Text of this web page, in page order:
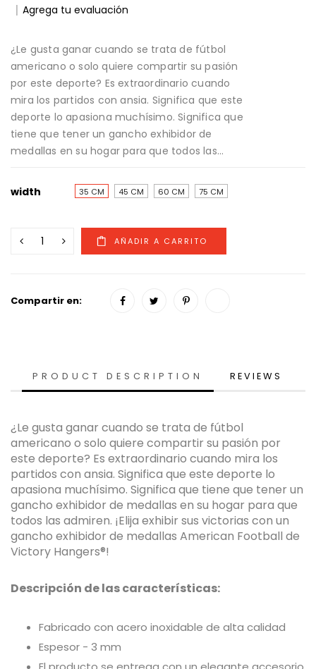
Agrega tu evaluación
¿Le gusta ganar cuando se trata de fútbol
americano o solo quiere compartir su pasión
por este deporte? Es extraordinario cuando
mira los partidos con ansia. Significa que este
deporte lo apasiona muchísimo. Significa que
tiene que tener un gancho exhibidor de
medallas en su hogar para que todos las...
width 35 CM 45 CM 60 CM 75 CM
Compartir en:
PRODUCT DESCRIPTION REVIEWS
¿Le gusta ganar cuando se trata de fútbol
americano o solo quiere compartir su pasión por
este deporte? Es extraordinario cuando mira los
partidos con ansia. Significa que este deporte lo
apasiona muchísimo. Significa que tiene que tener un
gancho exhibidor de medallas en su hogar para que
todos las admiren. ¡Elija exhibir sus victorias con un
gancho exhibidor de medallas American Football de
Victory Hangers®!
Descripción de las características:
Fabricado con acero inoxidable de alta calidad
Espesor - 3 mm